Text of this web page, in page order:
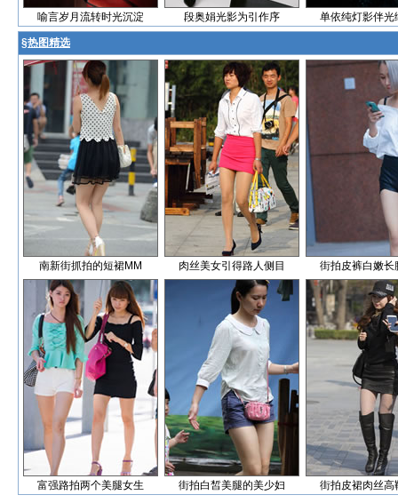
喻言岁月流转时光沉淀 段奥娟光影为引作序 单依纯灯影伴光
§热图精选
南新街抓拍的短裙MM 肉丝美女引得路人侧目 街拍皮裤白嫩长
富强路拍两个美腿女生 街拍白皙美腿的美少妇 街拍皮裙肉丝高